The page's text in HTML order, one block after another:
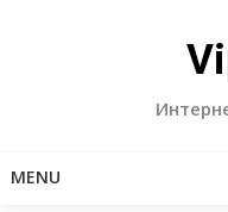
MENU